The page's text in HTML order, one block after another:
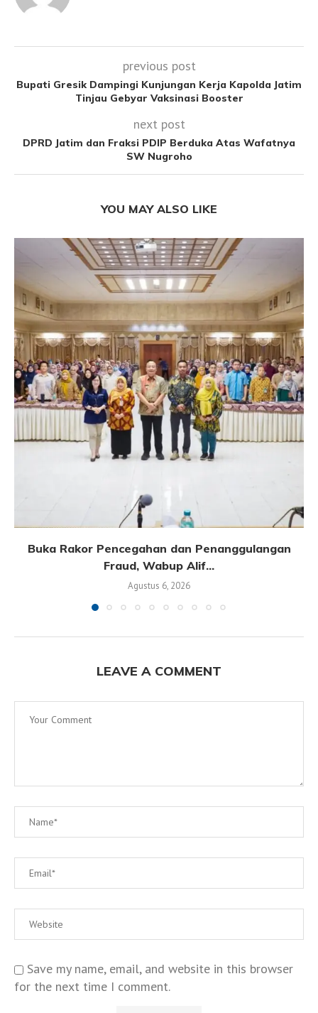
previous post
Bupati Gresik Dampingi Kunjungan Kerja Kapolda Jatim
Tinjau Gebyar Vaksinasi Booster
next post
DPRD Jatim dan Fraksi PDIP Berduka Atas Wafatnya
SW Nugroho
YOU MAY ALSO LIKE
Buka Rakor Pencegahan dan Penanggulangan
Fraud, Wabup Alif...
Agustus 6, 2026
LEAVE A COMMENT
Save my name, email, and website in this browser
for the next time I comment.